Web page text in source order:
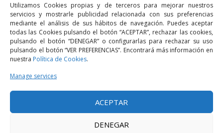
Utilizamos Cookies propias y de terceros para mejorar nuestros
servicios y mostrarle publicidad relacionada con sus preferencias
mediante el análisis de sus hábitos de navegación. Puedes aceptar
todas las Cookies pulsando el botón “ACEPTAR”, rechazar las cookies,
pulsando el botón “DENEGAR” o configurarlas para rechazar su uso
pulsando el botón “VER PREFERENCIAS”. Encontrará más información en
nuestra Política de Cookies.
Manage services
ACEPTAR
DENEGAR
bcn@bellavistalegal.eu
GRANOLLERS
C/ Sant Jaume, 16 1r, 08401 Granollers (Bcn)
+34 93 860 39 60
grn@bellavistalegal.eu
MADRID
C/ Serrano 114, 2º izq. 28006 Madrid.
+34 91 431 98 21 | +34 91 431 98 95
mad@bellavistalegal.eu